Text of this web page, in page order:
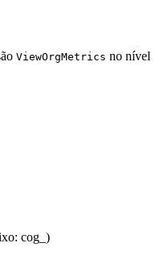
ViewOrgMetrics no nível
cog_)